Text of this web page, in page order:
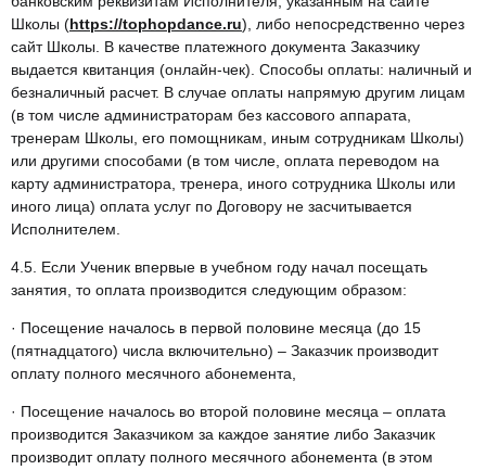
Школы (https://tophopdance.ru), либо непосредственно через
сайт Школы. В качестве платежного документа Заказчику
выдается квитанция (онлайн-чек). Способы оплаты: наличный и
безналичный расчет. В случае оплаты напрямую другим лицам
(в том числе администраторам без кассового аппарата,
тренерам Школы, его помощникам, иным сотрудникам Школы)
или другими способами (в том числе, оплата переводом на
карту администратора, тренера, иного сотрудника Школы или
иного лица) оплата услуг по Договору не засчитывается
Исполнителем.
4.5. Если Ученик впервые в учебном году начал посещать
занятия, то оплата производится следующим образом:
· Посещение началось в первой половине месяца (до 15
(пятнадцатого) числа включительно) – Заказчик производит
оплату полного месячного абонемента,
· Посещение началось во второй половине месяца – оплата
производится Заказчиком за каждое занятие либо Заказчик
производит оплату полного месячного абонемента (в этом